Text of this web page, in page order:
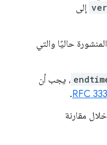
إلى
حاليًا والتي
، يجب أن
RFC
.
مقارنة